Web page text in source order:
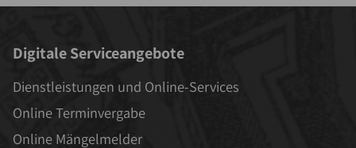
Digitale Serviceangebote
Dienstleistungen und Online-Services
Online Terminvergabe
Online Mängelmelder